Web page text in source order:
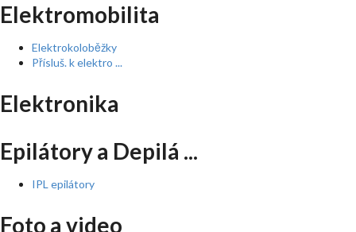
Elektromobilita
Elektrokoloběžky
Přísluš. k elektro ...
Elektronika
Epilátory a Depilá ...
IPL epilátory
Foto a video